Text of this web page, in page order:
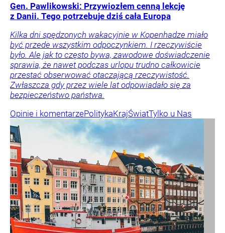
Gen. Pawlikowski: Przywiozłem cenną lekcję
z Danii. Tego potrzebuje dziś cała Europa
Kilka dni spędzonych wakacyjnie w Kopenhadze miało
być przede wszystkim odpoczynkiem. I rzeczywiście
było. Ale jak to często bywa, zawodowe doświadczenie
sprawia, że nawet podczas urlopu trudno całkowicie
przestać obserwować otaczającą rzeczywistość.
Zwłaszcza gdy przez wiele lat odpowiadało się za
bezpieczeństwo państwa.
Opinie i komentarzePolitykaKrajŚwiatTylko u Nas